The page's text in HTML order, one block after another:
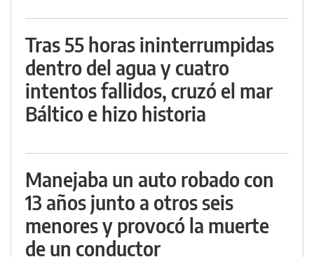
Tras 55 horas ininterrumpidas
dentro del agua y cuatro
intentos fallidos, cruzó el mar
Báltico e hizo historia
Manejaba un auto robado con
13 años junto a otros seis
menores y provocó la muerte
de un conductor